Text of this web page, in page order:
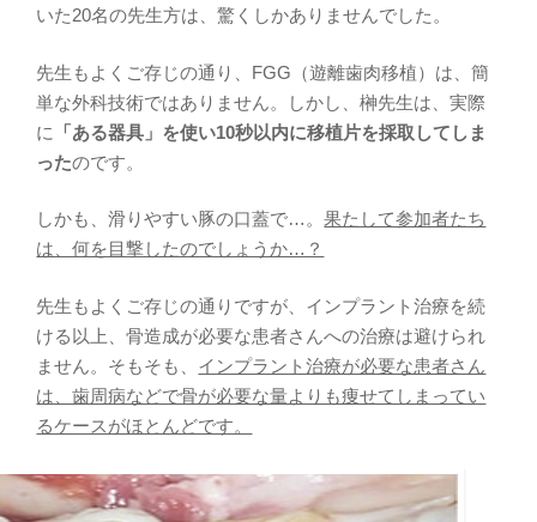
いた20名の先生方は、驚くしかありませんでした。
先生もよくご存じの通り、FGG（遊離歯肉移植）は、簡
単な外科技術ではありません。しかし、榊先生は、実際
に
「ある器具」を使い10秒以内に移植片を採取してしま
ったのです。
しかも、滑りやすい豚の口蓋で…。果たして参加者たち
は、何を目撃したのでしょうか…？
先生もよくご存じの通りですが、インプラント治療を続
ける以上、骨造成が必要な患者さんへの治療は避けられ
ません。そもそも、 インプラント治療が必要な患者さん
は、歯周病などで骨が必要な量よりも痩せてしまってい
るケースがほとんどです。